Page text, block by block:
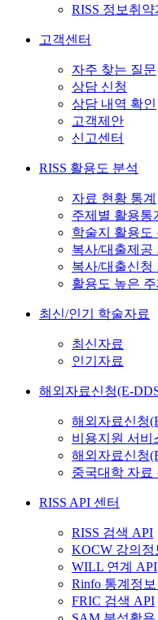
RISS 정보취
고객센터
자주 찾는 질문
상담 신청
상담 내역 확인
고객제안
신고센터
RISS 활용도 분석
자료 현황 통계
주제별 활용통
학술지 활용도
복사/대출제공
복사/대출신청
활용도 높은 주
최신/인기 학술자료
최신자료
인기자료
해외자료신청(E-
해외자료신청
비용지원 서비
해외자료신청
중국대학 자료
RISS API 센터
RISS 검색 API
KOCW 강의정
WILL 연계 API
Rinfo 통계정
FRIC 검색 API